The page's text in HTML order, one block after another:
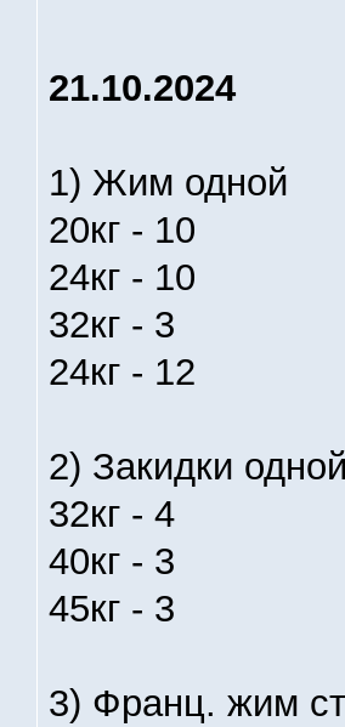
21.10.2024
1) Жим одной
20кг - 10
24кг - 10
32кг - 3
24кг - 12
2) Закидки
32кг - 4
40кг - 3
45кг - 3
3) Франц. жим